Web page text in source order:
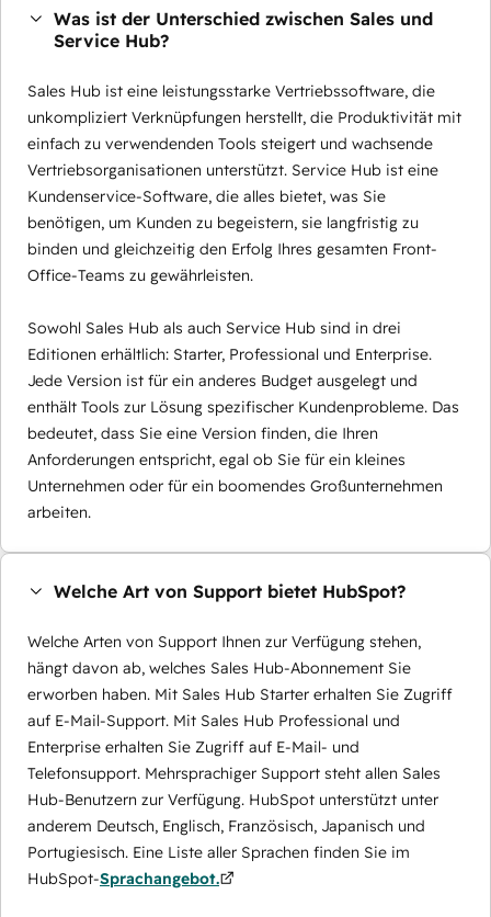
Was ist der Unterschied zwischen Sales und
Service Hub?
Sales Hub ist eine leistungsstarke Vertriebssoftware, die
unkompliziert Verknüpfungen herstellt, die Produktivität mit
einfach zu verwendenden Tools steigert und wachsende
Vertriebsorganisationen unterstützt. Service Hub ist eine
Kundenservice-Software, die alles bietet, was Sie
benötigen, um Kunden zu begeistern, sie langfristig zu
binden und gleichzeitig den Erfolg Ihres gesamten Front-
Office-Teams zu gewährleisten.
Sowohl Sales Hub als auch Service Hub sind in drei
Editionen erhältlich: Starter, Professional und Enterprise.
Jede Version ist für ein anderes Budget ausgelegt und
enthält Tools zur Lösung spezifischer Kundenprobleme. Das
bedeutet, dass Sie eine Version finden, die Ihren
Anforderungen entspricht, egal ob Sie für ein kleines
Unternehmen oder für ein boomendes Großunternehmen
arbeiten.
Welche Art von Support bietet HubSpot?
Welche Arten von Support Ihnen zur Verfügung stehen,
hängt davon ab, welches Sales Hub-Abonnement Sie
erworben haben. Mit Sales Hub Starter erhalten Sie Zugriff
auf E-Mail-Support. Mit Sales Hub Professional und
Enterprise erhalten Sie Zugriff auf E-Mail- und
Telefonsupport. Mehrsprachiger Support steht allen Sales
Hub-Benutzern zur Verfügung. HubSpot unterstützt unter
anderem Deutsch, Englisch, Französisch, Japanisch und
Portugiesisch. Eine Liste aller Sprachen finden Sie im
HubSpot-Sprachangebot.